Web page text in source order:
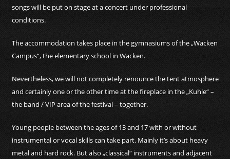
songs will be put on stage at a concert under professional
conditions.
The accommodation takes place in the gymnasiums of the „Wacken
Campus“, the elementary school in Wacken.
Nevertheless, we will not completely renounce the tent atmosphere
and certainly one or the other time at the fireplace in the „Kuhle“ –
the band / VIP area of ​​the festival – together.
Young people between the ages of 13 and 17 with or without
instrumental or vocal skills can take part. Mainly it’s about heavy
metal and hard rock. But also „classical“ instruments and adjacent